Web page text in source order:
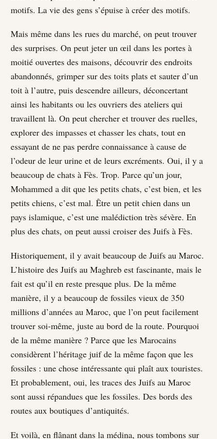
motifs. La vie des gens s’épuise à créer des motifs.
Mais même dans les rues du marché, on peut trouver
des surprises. On peut jeter un œil dans les portes à
moitié ouvertes des maisons, découvrir des endroits
abandonnés, grimper sur des toits plats et sauter d’un
toit à l’autre, puis descendre ailleurs, déconcertant
ainsi les habitants ou les ouvriers des ateliers qui
travaillent là. On peut chercher et trouver des ruelles,
explorer des impasses et chasser les chats, tout en
essayant de ne pas perdre connaissance à cause de
l’odeur de leur urine et de leurs excréments. Oui, il y a
beaucoup de chats à Fès. Trop. Parce qu’un jour,
Mohammed a dit que les petits chats, c’est bien, et les
petits chiens, c’est mal. Être un petit chien dans un
pays islamique, c’est une malédiction très sévère. En
plus des chats, on peut aussi croiser des Juifs à Fès.
Historiquement, il y avait beaucoup de Juifs au Maroc.
L’histoire des Juifs au Maghreb est fascinante, mais le
fait est qu’il en reste presque plus. De la même
manière, il y a beaucoup de fossiles vieux de 350
millions d’années au Maroc, que l’on peut facilement
trouver soi-même, juste au bord de la route. Pourquoi
de la même manière ? Parce que les Marocains
considèrent l’héritage juif de la même façon que les
fossiles : une chose intéressante qui plaît aux touristes.
Et probablement, oui, les traces des Juifs au Maroc
sont aussi répandues que les fossiles. Des bords des
routes aux boutiques d’antiquités.
Et voilà, en flânant dans la médina, nous tombons sur